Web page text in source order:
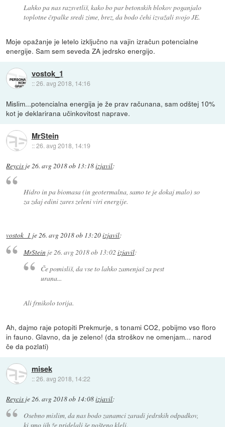
Lahko pa nas razsvetliš, kako bo par betonskih blokov poganjalo
toplotne črpalke sredi zime, brez, da bodo čehi izvažali svojo JE.
Moje opažanje je letelo izključno na vajin izračun potencialne
energije. Sam sem seveda ZA jedrsko energijo.
vostok_1
::26. avg 2018, 14:16
Mislim...potencialna energija je že prav računana, sam odštej 10%
kot je deklarirana učinkovitost naprave.
MrStein
::26. avg 2018, 14:19
Reycis je26. avg 2018 ob 13:18izjavil:
Hidro in pa biomasa (in geotermalna, samo te je dokaj malo) so
za zdaj edini zares zeleni viri energije.
vostok_1 je26. avg 2018 ob 13:20izjavil:
MrSteinje26. avg 2018 ob 13:02 izjavil:
Če pomisliš, da vse to lahko zamenjaš za pest
urana...
Ali frnikolo torija.
Ah, dajmo raje potopiti Prekmurje, s tonami CO2, pobijmo vso floro
in fauno. Glavno, da je zeleno! (da stroškov ne omenjam... narod
če da pozlati)
misek
::26. avg 2018, 14:22
Reycis je26. avg 2018 ob 14:08izjavil:
Osebno mislim, da nas bodo zanamci zaradi jedrskih odpadkov,
ki smo jih že pridelali še pošteno kleli.